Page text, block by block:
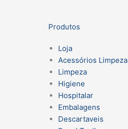
Produtos
Loja
Acessórios Limpeza
Limpeza
Higiene
Hospitalar
Embalagens
Descartaveis